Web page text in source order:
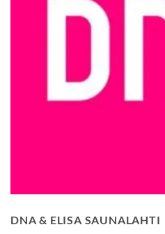
DNA & ELISA SAUNALAHTI